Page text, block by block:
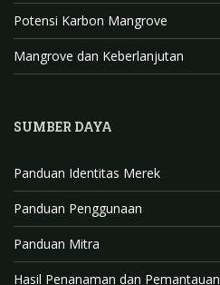
Potensi Karbon Mangrove
Mangrove dan Keberlanjutan
SUMBER DAYA
Panduan Identitas Merek
Panduan Penggunaan
Panduan Mitra
Hasil Penanaman dan Pemantauan